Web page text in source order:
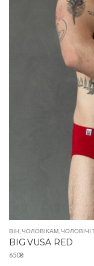
ВІН ЧОЛОВІКАМ ЧОЛОВІЧІ
BIG VUSA RED
650₴